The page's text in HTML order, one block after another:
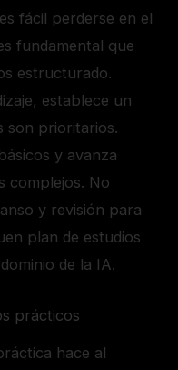
fácil perderse en el
fundamental que
estructurado.
establece un
son prioritarios.
y avanza
complejos. No
y revisión para
plan de estudios
de la IA.
prácticos
hace al